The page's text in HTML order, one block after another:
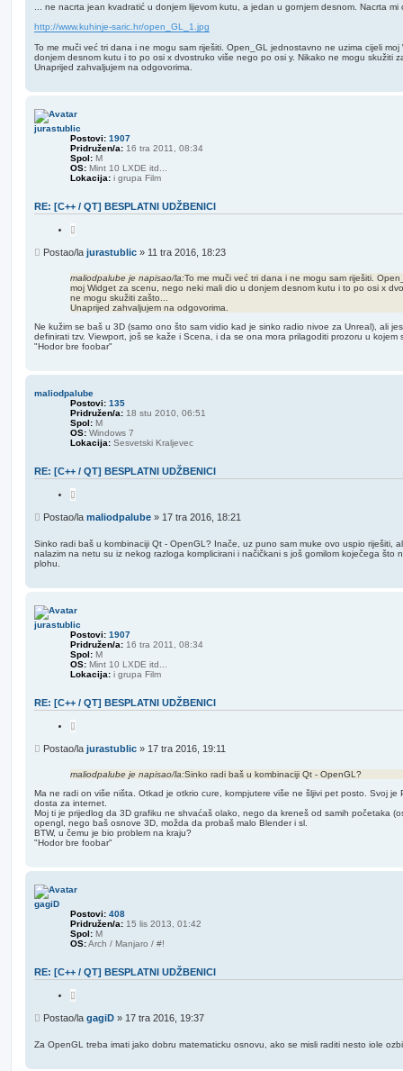
... ne nacrta jean kvadratić u donjem lijevom kutu, a jedan u gornjem desnom. Nacrta mi
http://www.kuhinje-saric.hr/open_GL_1.jpg
To me muči već tri dana i ne mogu sam riješiti. Open_GL jednostavno ne uzima cijeli
donjem desnom kutu i to po osi x dvostruko više nego po osi y. Nikako ne mogu skužiti
Unaprijed zahvaljujem na odgovorima.
jurastublic
Postovi: 1907
Pridružen/a: 16 tra 2011, 08:34
Spol: M
OS: Mint 10 LXDE itd...
Lokacija: i grupa Film
RE: [C++ / QT] BESPLATNI UDŽBENICI
t
i
a
j
PPostao/la jurastublic » 11 tra 2016, 18:23
maliodpalube je napisao/la:To me muči već tri dana i ne mogu sam riješiti.
moj Widget za scenu, nego neki mali dio u donjem desnom kutu i to po osi x
ne mogu skužiti zašto...
Unaprijed zahvaljujem na odgovorima.
Ne kužim se baš u 3D (samo ono što sam vidio kad je sinko radio nivoe za Unreal), ali
definirati tzv. Viewport, još se kaže i Scena, i da se ona mora prilagoditi prozoru u kojem
"Hodor bre foobar"
maliodpalube
Postovi: 135
Pridružen/a: 18 stu 2010, 06:51
Spol: M
OS: Windows 7
Lokacija: Sesvetski Kraljevec
RE: [C++ / QT] BESPLATNI UDŽBENICI
i
t
i
a
j
P
s
t
Postao/la maliodpalube » 17 tra 2016, 18:21
Sinko radi baš u kombinaciji Qt - OpenGL? Inače, uz puno sam muke ovo uspio riješiti,
nalazim na netu su iz nekog razloga komplicirani i načičkani s još gomilom koječega što
plohu.
jurastublic
Postovi: 1907
Pridružen/a: 16 tra 2011, 08:34
Spol: M
OS: Mint 10 LXDE itd...
Lokacija: i grupa Film
RE: [C++ / QT] BESPLATNI UDŽBENICI
t
i
a
PPostao/la jurastublic » 17 tra 2016, 19:11
maliodpalube je napisao/la:Sinko radi baš u kombinaciji Qt - OpenGL?
Ma ne radi on više ništa. Otkad je otkrio cure, kompjutere više ne šljivi pet posto. Svoj
dosta za internet.
Moj ti je prijedlog da 3D grafiku ne shvaćaš olako, nego da kreneš od samih početaka
opengl, nego baš osnove 3D, možda da probaš malo Blender i sl.
BTW, u čemu je bio problem na kraju?
"Hodor bre foobar"
gagiD
Postovi: 408
Pridružen/a: 15 lis 2013, 01:42
Spol: M
OS:Arch / Manjaro / #!
RE: [C++ / QT] BESPLATNI UDŽBENICI
i
t
i
a
P
s
Postao/la gagiD » 17 tra 2016, 19:37
Za OpenGL treba imati jako dobru matematicku osnovu, ako se misli raditi nesto iole